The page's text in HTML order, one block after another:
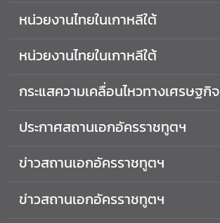
ก
ร
า
ป
ะ
ท
ศ
หน่วยงานไทยในเกาหลีใต้
หน่วยงานไทยในเกาหลีใต้
กระแสความเคลื่อนไหวทางเศรษฐกิจ
ประกาศสถานเอกอัครราชทูตฯ
ข่าวสถานเอกอัครราชทูตฯ
ข่าวสถานเอกอัครราชทูตฯ